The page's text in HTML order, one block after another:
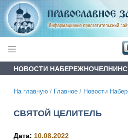
НОВОСТИ
На главную / Главное / Новости
СВЯТОЙ ЦЕЛИТЕЛЬ
Дата: 10.08.2022